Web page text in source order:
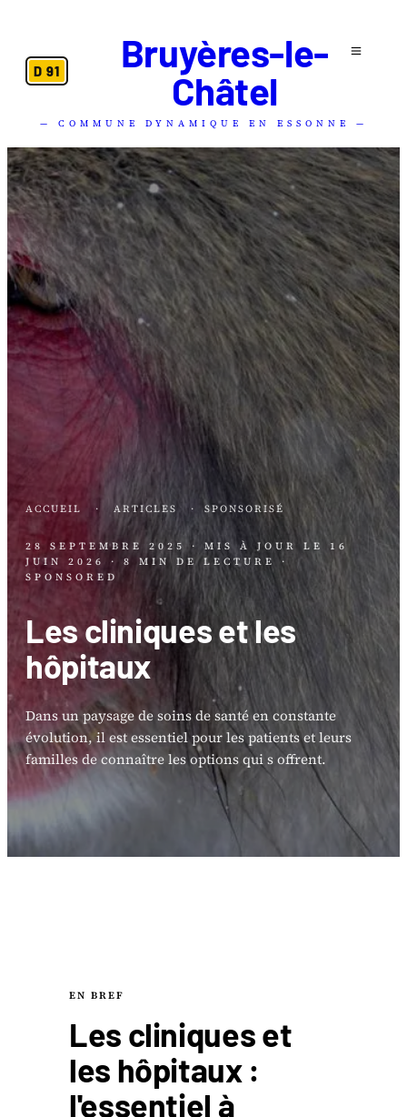
D 91
Bruyères-le-
Châtel
— COMMUNE DYNAMIQUE EN ESSONNE —
ACCUEIL · ARTICLES · SPONSORISÉ
28 SEPTEMBRE 2025 · MIS À JOUR LE 16
JUIN 2026
· 8 MIN DE LECTURE
·
SPONSORED
Les cliniques et les
hôpitaux
Dans un paysage de soins de santé en constante
évolution, il est essentiel pour les patients et leurs
familles de connaître les options qui s offrent.
EN BREF
Les cliniques et
les hôpitaux :
l'essentiel à